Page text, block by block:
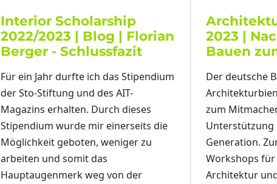
Interior Scholarship
2022/2023 | Blog | Florian
Berger - Schlussfazit
Für ein Jahr durfte ich das Stipendium
der Sto-Stiftung und des AIT-
Magazins erhalten. Durch dieses
Stipendium wurde mir einerseits die
Möglichkeit geboten, weniger zu
arbeiten und somit das
Hauptaugenmerk weg von der
2023 |
Bauen
Der deutsche
zum
Unterstützung
Generation.
Workshops für
Architektur